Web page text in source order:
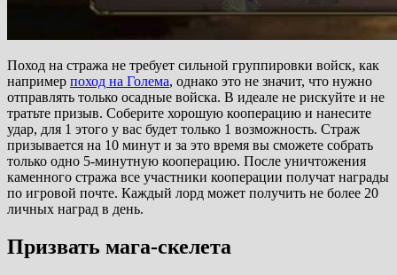
Поход на стража не требует сильной группировки войск, как
например поход на Голема, однако это не значит, что нужно
отправлять только осадные войска. В идеале не рискуйте и не
тратьте призыв. Соберите хорошую кооперацию и нанесите
удар, для 1 этого у вас будет только 1 возможность. Страж
призывается на 10 минут и за это время вы сможете собрать
только одно 5-минутную кооперацию. После уничтожения
каменного стража все участники кооперации получат награды
по игровой почте. Каждый лорд может получить не более 20
личных наград в день.
Призвать мага-скелета